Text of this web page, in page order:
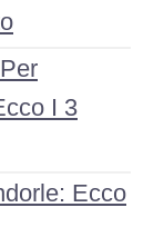
I 3
Ecco